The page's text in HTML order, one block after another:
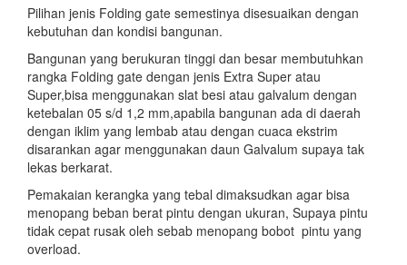
Pilihan jenis Folding gate semestinya disesuaikan dengan
kebutuhan dan kondisi bangunan.
Bangunan yang berukuran tinggi dan besar membutuhkan
rangka Folding gate dengan jenis Extra Super atau
Super,bisa menggunakan slat besi atau galvalum dengan
ketebalan 05 s/d 1,2 mm,apabila bangunan ada di daerah
dengan iklim yang lembab atau dengan cuaca ekstrim
disarankan agar menggunakan daun Galvalum supaya tak
lekas berkarat.
Pemakaian kerangka yang tebal dimaksudkan agar bisa
menopang beban berat pintu dengan ukuran, Supaya pintu
tidak cepat rusak oleh sebab menopang bobot pintu yang
overload.